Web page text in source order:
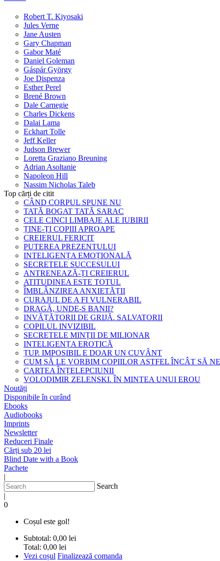
Robert T. Kiyosaki
Jules Verne
Jane Austen
Gary Chapman
Gabor Maté
Daniel Goleman
Gáspár György
Joe Dispenza
Esther Perel
Brené Brown
Dale Carnegie
Charles Dickens
Dalai Lama
Eckhart Tolle
Jeff Keller
Judson Brewer
Loretta Graziano Breuning
Adrian Asoltanie
Napoleon Hill
Nassim Nicholas Taleb
Top cărți de citit
CÂND CORPUL SPUNE NU
TATĂ BOGAT TATĂ SARAC
CELE CINCI LIMBAJE ALE IUBIRII
ȚINE-ȚI COPIII APROAPE
CREIERUL FERICIT
PUTEREA PREZENTULUI
INTELIGENȚA EMOȚIONALĂ
SECRETELE SUCCESULUI
ANTRENEAZĂ-ȚI CREIERUL
ATITUDINEA ESTE TOTUL
ÎMBLÂNZIREA ANXIETĂȚII
CURAJUL DE A FI VULNERABIL
DRAGĂ, UNDE-S BANII?
INVĂȚĂTORII DE GRIJĂ. SALVATORII
COPILUL INVIZIBIL
SECRETELE MINȚII DE MILIONAR
INTELIGENȚA EROTICĂ
ȚUP. IMPOSIBIL E DOAR UN CUVÂNT
CUM SĂ LE VORBIM COPIILOR ASTFEL ÎNCÂT SĂ
CARTEA ÎNȚELEPCIUNII
VOLODIMIR ZELENSKI. ÎN MINTEA UNUI EROU
Noutăți
Disponibile în curând
Ebooks
Audiobooks
Imprints
Newsletter
Reduceri Finale
Cărți sub 20 lei
Blind Date with a Book
Pachete
|
Search
|
0
Coșul este gol!
Subtotal: 0,00 lei
Total: 0,00 lei
Vezi coșul Finalizează comanda